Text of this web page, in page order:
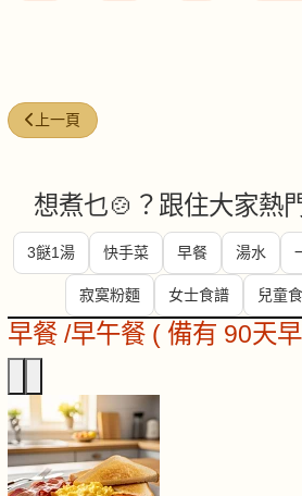
上一篇文章: 芝士 (Cheese)
上一頁
想煮乜🍲？跟住大家熱
3餸1湯 快手菜 早餐 湯水
寂寞粉麵 女士食譜 兒童
早餐 /早午餐 ( 備有 90天